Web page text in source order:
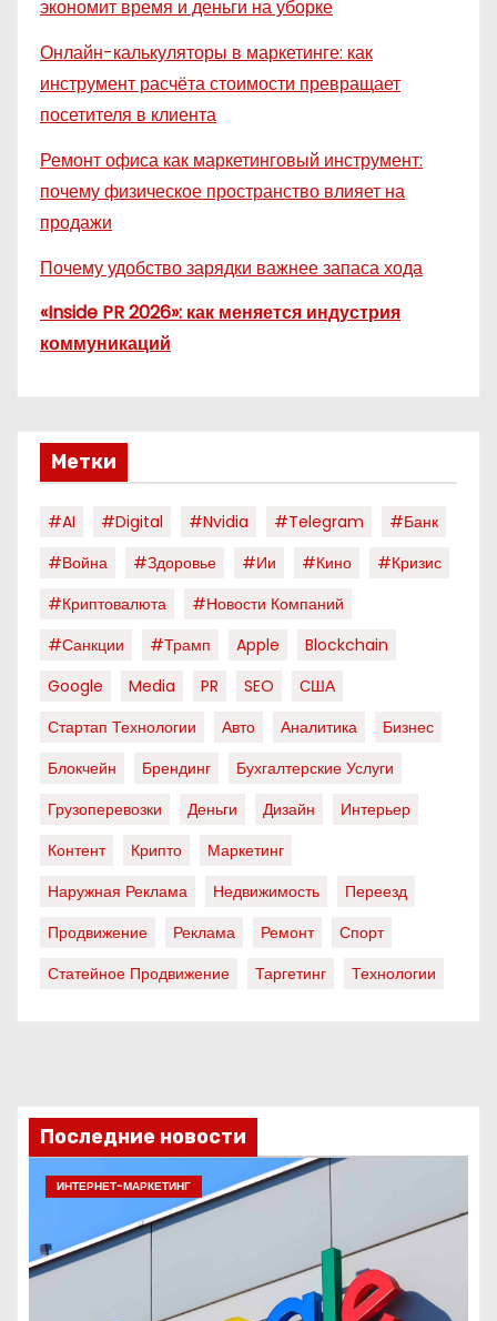
экономит время и деньги на уборке
Онлайн-калькуляторы в маркетинге: как
инструмент расчёта стоимости превращает
посетителя в клиента
Ремонт офиса как маркетинговый инструмент:
почему физическое пространство влияет на
продажи
Почему удобство зарядки важнее запаса хода
«Inside PR 2026»: как меняется индустрия
коммуникаций
Метки
#AI #digital #nvidia #telegram
#банк
#война
#здоровье #ии #кино
#кризис
#криптовалюта
#новости Компаний
#санкции
#трамп Apple
Blockchain
Google
Media PR SEO
США
Стартап Технологии
Авто Аналитика
Бизнес
Блокчейн
Брендинг
Бухгалтерские Услуги
Грузоперевозки
Деньги Дизайн
Интерьер
Контент
Крипто
Маркетинг
Наружная Реклама
Недвижимость
Переезд
Продвижение
Реклама Ремонт
Спорт
Статейное Продвижение
Таргетинг Технологии
Последние новости
ИНТЕРНЕТ-МАРКЕТИНГ